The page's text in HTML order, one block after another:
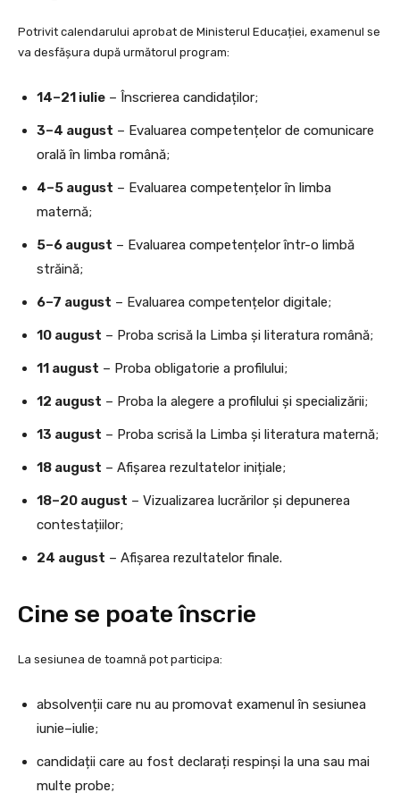
Potrivit calendarului aprobat de Ministerul Educației, examenul se
va desfășura după următorul program:
14–21 iulie – Înscrierea candidaților;
3–4 august – Evaluarea competențelor de comunicare
orală în limba română;
4–5 august – Evaluarea competențelor în limba
maternă;
5–6 august – Evaluarea competențelor într-o limbă
străină;
6–7 august – Evaluarea competențelor digitale;
10 august – Proba scrisă la Limba și literatura română;
11 august – Proba obligatorie a profilului;
12 august – Proba la alegere a profilului și specializării;
13 august – Proba scrisă la Limba și literatura maternă;
18 august – Afișarea rezultatelor inițiale;
18–20 august – Vizualizarea lucrărilor și depunerea
contestațiilor;
24 august – Afișarea rezultatelor finale.
Cine se poate înscrie
La sesiunea de toamnă pot participa:
absolvenții care nu au promovat examenul în sesiunea
iunie–iulie;
candidații care au fost declarați respinși la una sau mai
multe probe;